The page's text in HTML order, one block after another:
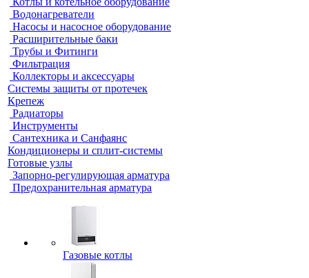
Водонагреватели
Насосы и насосное оборудование
Расширительные баки
Трубы и Фитинги
Фильтрация
Коллекторы и аксессуары
Системы защиты от протечек
Крепеж
Радиаторы
Инструменты
Сантехника и Санфаянс
Кондиционеры и сплит-системы
Готовые узлы
Запорно-регулирующая арматура
Предохранительная арматура
Газовые котлы